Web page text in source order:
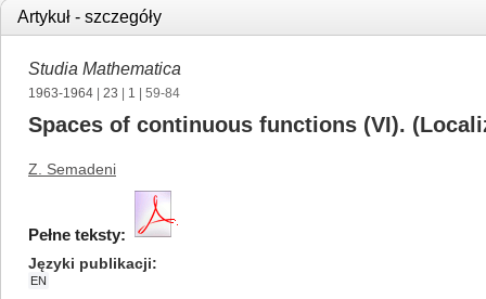
Artykuł - szczegóły
Studia Mathematica
1963-1964 23 1 | 59-84
Spaces of continuous functions (VI).
Z. Semadeni
Pełne teksty:
Języki publikacji
EN